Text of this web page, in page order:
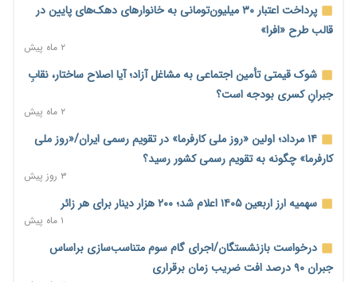
هشدار درباره آینده صندوق‌های بازنشستگی؛ اعتماد بیمه‌پردازان را
ترمیم مزد در راه است؟ تأکید بر افزایش مزد پایه و شفافیت سبد
وام بدون رتبه اعتباری؛ صندوق کارآفرینی امید از حمایت متفاوت
ناترازی برق ۳۰ درصد کاهش یافت؛ وعده وزارت نیرو برای رفع
محدودیت صنایع
۷ ساعت پیش
پرداخت اعتبار ۳۰ میلیون‌تومانی به خانوارهای دهک‌های پایین در
قالب طرح «افرا»
۲ ماه پیش
شوک قیمتی تأمین اجتماعی به مشاغل آزاد؛ آیا اصلاح ساختار، نقابِ
جبرانِ کسری بودجه است؟
۲ ماه پیش
۱۴ مرداد؛ اولین «روز ملی کارفرما» در تقویم رسمی ایران/«روز ملی
کارفرما» چگونه به تقویم رسمی کشور رسید؟
۳ روز پیش
سهمیه ارز اربعین ۱۴۰۵ اعلام شد؛ ۲۰۰ هزار دینار برای هر زائر
۱ ماه پیش
درخواست بازنشستگان/اجرای گام سوم متناسب‌سازی براساس
جبران ۹۰ درصد افت ضریب زمان برقراری